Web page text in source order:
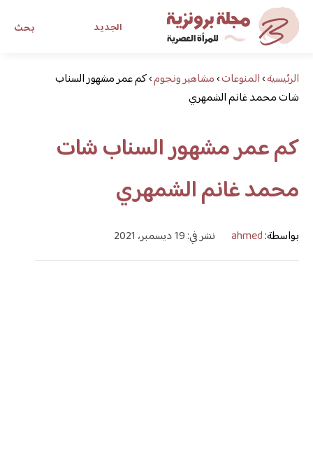
بحث الجديد
مجلة برونزية للفتاة العصريةالرئيسية›المنوعات›مشاهير ونجوم›كم عمر مشهور السناب
شات محمد غانم الشمهري
كم عمر مشهور السناب شات
محمد غانم الشمهري
بواسطة:ahmed نشر في: 19 ديسمبر، 2021